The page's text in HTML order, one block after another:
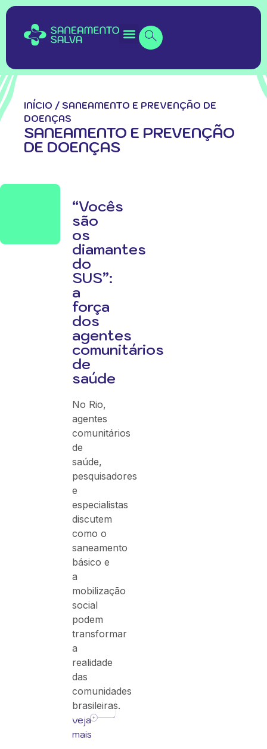
INÍCIO / SANEAMENTO E PREVENÇÃO DE
DOENÇAS
SANEAMENTO E PREVENÇÃO
DE DOENÇAS
“Vocês
são
os
diamantes
do
SUS”:
a
força
dos
agentes
comunitários
de
saúde
No Rio,
agentes
comunitários
de
saúde,
pesquisadores
e
especialistas
discutem
como o
saneamento
básico e
a
mobilização
social
podem
transformar
a
realidade
das
comunidades
brasileiras.
veja
mais